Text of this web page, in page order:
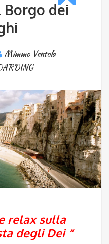
dei
Mimmo Ventola
relax sulla
degli Dei “